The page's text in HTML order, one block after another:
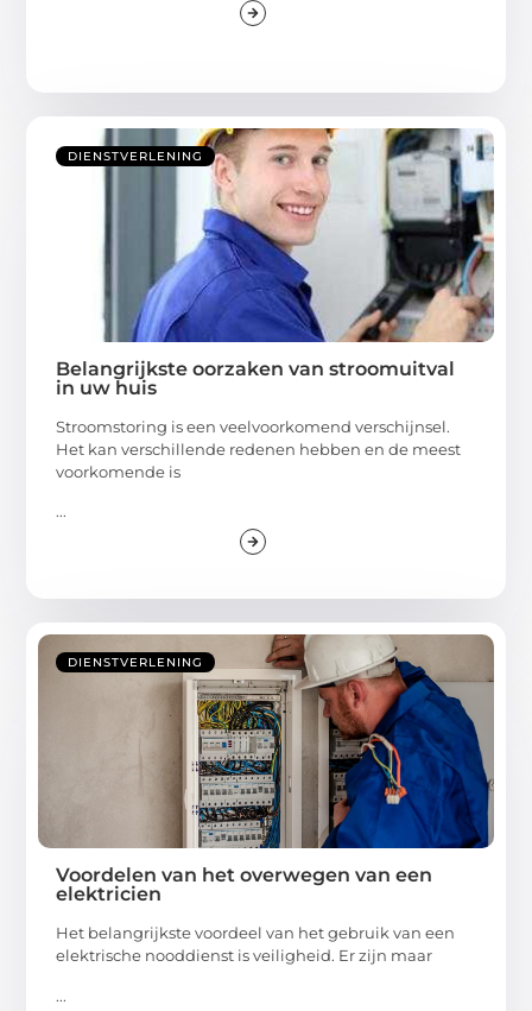
DIENSTVERLENING
Belangrijkste oorzaken van stroomuitval
in uw huis
Stroomstoring is een veelvoorkomend verschijnsel.
Het kan verschillende redenen hebben en de meest
voorkomende is
...
DIENSTVERLENING
Voordelen van het overwegen van een
elektricien
Het belangrijkste voordeel van het gebruik van een
elektrische nooddienst is veiligheid. Er zijn maar
...